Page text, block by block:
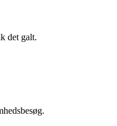
det galt.